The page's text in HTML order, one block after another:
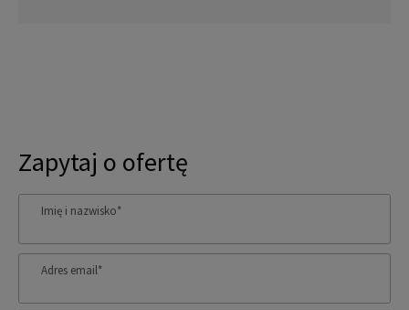
Zapytaj o ofertę
Imię i nazwisko*
Adres email*